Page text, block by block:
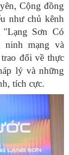
Cộng đồng
như chủ kênh
Sơn Có
ninh mạng và
đổi về thực
lý và những
tích cực.